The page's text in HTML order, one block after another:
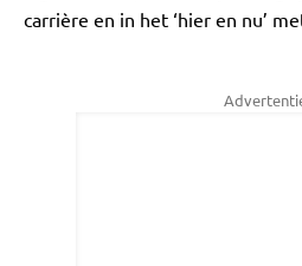
carrière en in het ‘hier en nu’